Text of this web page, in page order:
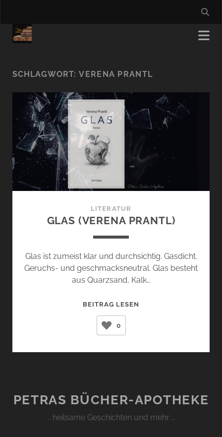
SCHLAGWORT:VERENA PRANTL
LITERATUR
GLAS (VERENA PRANTL)
Glas ist zumeist klar und durchsichtig. Gasdicht.
Geruchs- und geschmacksneutral. Glas besteht
aus Quarzsand, Kalk…
BEITRAG LESEN
0
PETRAS BÜCHER-APOTHEKE
… heilsame Geschichten und mehr …